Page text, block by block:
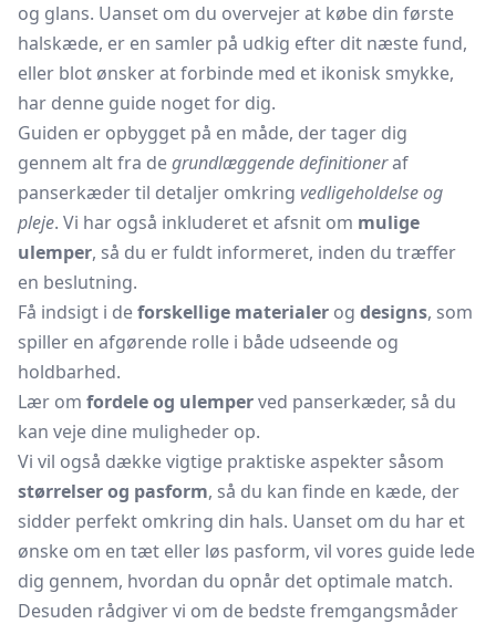
og glans. Uanset om du overvejer at købe din første
halskæde, er en samler på udkig efter dit næste fund,
eller blot ønsker at forbinde med et ikonisk smykke,
har denne guide noget for dig.
Guiden er opbygget på en måde, der tager dig
gennem alt fra degrundlæggende definitioneraf
panserkæder til detaljer omkring vedligeholdelse og
pleje. Vi har også inkluderet et afsnit om mulige
ulemper, så du er fuldt informeret, inden du træffer
en beslutning.
Få indsigt i deforskellige materialer og designs, som
spiller en afgørende rolle i både udseende og
holdbarhed.
Lær om fordele og ulemperved panserkæder, så du
kan veje dine muligheder op.
Vi vil også dække vigtige praktiske aspekter såsom
størrelser og pasform, så du kan finde en kæde, der
sidder perfekt omkring din hals. Uanset om du har et
ønske om en tæt eller løs pasform, vil vores guide lede
dig gennem, hvordan du opnår det optimale match.
Desuden rådgiver vi om de bedste fremgangsmåder